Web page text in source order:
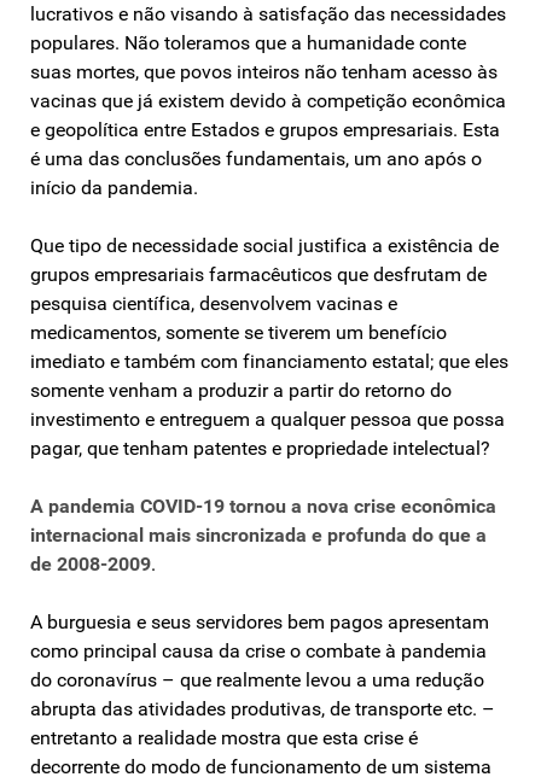
lucrativos e não visando à satisfação das necessidades
populares. Não toleramos que a humanidade conte
suas mortes, que povos inteiros não tenham acesso às
vacinas que já existem devido à competição econômica
e geopolítica entre Estados e grupos empresariais. Esta
é uma das conclusões fundamentais, um ano após o
início da pandemia.
Que tipo de necessidade social justifica a existência de
grupos empresariais farmacêuticos que desfrutam de
pesquisa científica, desenvolvem vacinas e
medicamentos, somente se tiverem um benefício
imediato e também com financiamento estatal; que eles
somente venham a produzir a partir do retorno do
investimento e entreguem a qualquer pessoa que possa
pagar, que tenham patentes e propriedade intelectual?
A pandemia COVID-19 tornou a nova crise econômica
internacional mais sincronizada e profunda do que a
de 2008-2009.
A burguesia e seus servidores bem pagos apresentam
como principal causa da crise o combate à pandemia
do coronavírus – que realmente levou a uma redução
abrupta das atividades produtivas, de transporte etc. –
entretanto a realidade mostra que esta crise é
decorrente do modo de funcionamento de um sistema